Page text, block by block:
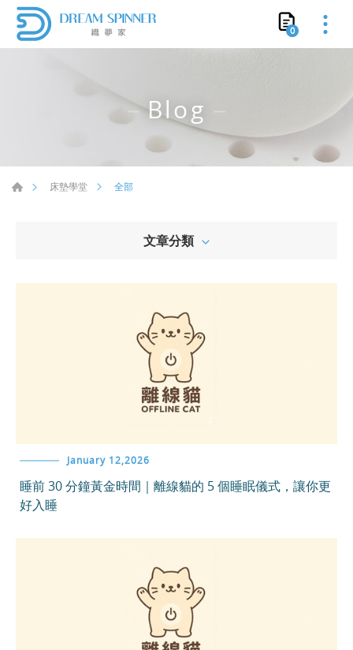
0
Blog
床墊學堂 全部
文章分類
January 12,2026
睡前 30 分鐘黃金時間｜離線貓的 5 個睡眠儀式，讓你更
好入睡